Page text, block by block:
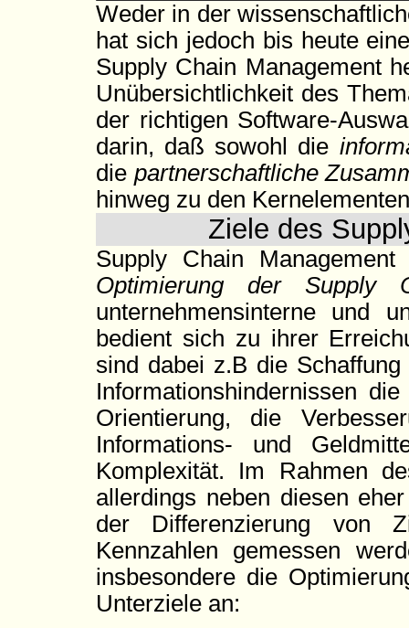
Weder in der
hat sich jedoch bis heute
Supply Chain Management
Unübersichtlichkeit des
der richtigen Software-
darin, daß sowohl die
die partnerschaftliche
hinweg zu den
Ziele des
Supply Chain
Optimierung der Supply
unternehmensinterne und
bedient sich zu ihrer
sind dabei z.B die
Informationshindernissen
Orientierung, die
Informations- und
Komplexität. Im Rahmen
allerdings neben diesen
der Differenzierung von
Kennzahlen gemessen
insbesondere die
Unterziele an: